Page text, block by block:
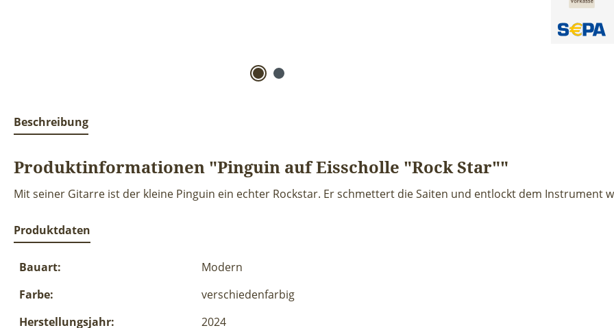
Beschreibung
Produktinformationen "Pinguin auf Eisscholle "Rock Star""
Mit seiner Gitarre ist der kleine Pinguin ein echter Rockstar. Er schmettert die Saiten und entlockt dem Instrument
Produktdaten
Bauart:
Modern
Farbe:
verschiedenfarbig
Herstellungsjahr:
2024